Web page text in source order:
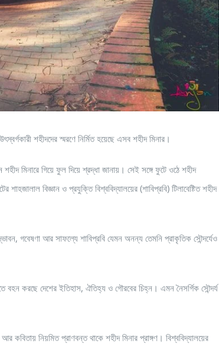
শহীদদের স্মরণে নির্মিত হয়েছে এসব শহীদ মিনার।
মিনারে গিয়ে ফুল দিয়ে শ্রদ্ধা জানায়। সেই সঙ্গে ফুটে ওঠে শহীদ
বিজ্ঞান ও প্রযুক্তি বিশ্ববিদ্যালয়ের (শাবিপ্রবি) টিলাবেষ্টিত শহীদ
গবেষণা আর সাফল্যে শাবিপ্রবি যেমন অনন্য তেমনি প্রাকৃতিক সৌন্দর্যেও
করছে দেশের ইতিহাস, ঐতিহ্য ও গৌরবের চিহ্ন। এমন নৈসর্গিক সৌন্দর্য
আর কবিতায় নিয়মিত প্রাণবন্ত থাকে শহীদ মিনার প্রাঙ্গণ। বিশ্ববিদ্যালয়ের